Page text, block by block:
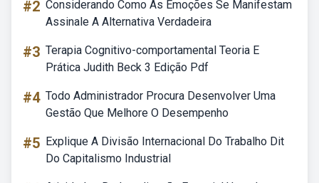
#2 Considerando Como As Emoções Se Manifestam
Assinale A Alternativa Verdadeira
#3 Terapia Cognitivo-comportamental Teoria E
Prática Judith Beck 3 Edição Pdf
#4 Todo Administrador Procura Desenvolver Uma
Gestão Que Melhore O Desempenho
#5 Explique A Divisão Internacional Do Trabalho Dit
Do Capitalismo Industrial